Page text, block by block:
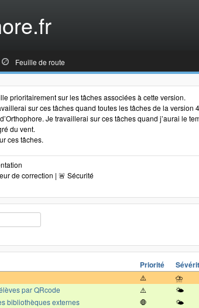
Feuille de route
prioritairement sur les tâches associées à cette version.
sur ces tâches quand toutes les tâches de la version
Je travaillerai sur ces tâches quand j’aurai le
du vent.
ces tâches.
de correction | 🚨 Sécurité
Priorité
⚠️ ⛈
par QRcode ⚠️ 🌤
bibliothèques externes 🛑 🌤